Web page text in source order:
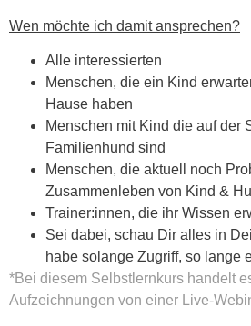
Wen möchte ich damit ansprechen?
Alle interessierten
Menschen, die ein Kind
Hause haben
Menschen mit Kind die auf der
Familienhund sind
Menschen, die aktuell noch
Zusammenleben von Kind &
Trainer:innen, die ihr Wissen
Sei dabei, schau Dir alles in
habe solange Zugriff, so lange
*Bei diesem Selbstlernkurs handelt
Aufzeichnungen von einer Live-